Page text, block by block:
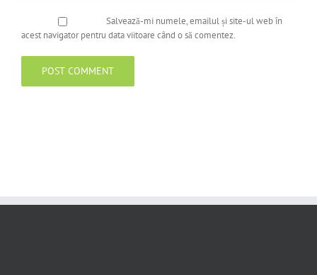
Salvează-mi numele, emailul și site-ul web în
acest navigator pentru data viitoare când o să comentez.